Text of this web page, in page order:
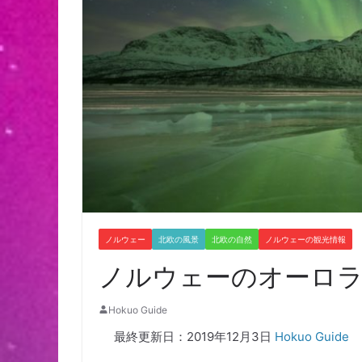
ノルウェー 北欧の風景 北欧の自然 ノルウェーの観光情報
ノルウェーのオーロ
Hokuo Guide
最終更新日：2019年12月3日 Hokuo Guide